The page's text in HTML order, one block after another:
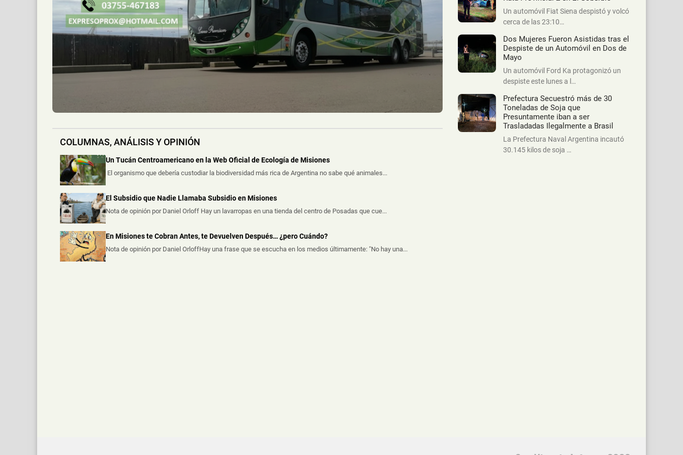
Dos presuntos dealers fueron demorados durante procedimientos realizados por la ...
Chocó a una Moto en Posadas, dejó dos Heridos y Escapó del Lugar
📅 6 ago 2026
Dos personas resultaron heridas luego de que un automóvil embistiera a una motoc...
COLUMNAS, ANÁLISIS Y OPINIÓN
Un Tucán Centroamericano en la Web Oficial de Ecología de Misiones
El organismo que debería custodiar la biodiversidad más rica de Argentina no sabe qué animales...
El Subsidio que Nadie Llamaba Subsidio en Misiones
Nota de opinión por Daniel Orloff Hay un lavarropas en una tienda del centro de Posadas que cue...
En Misiones te Cobran Antes, te Devuelven Después… ¿pero Cuándo?
Nota de opinión por Daniel OrloffHay una frase que se escucha en los medios últimamente: "No hay una...
Un automóvil Fiat Siena despistó y volcó
cerca de las 23:10…
Dos Mujeres Fueron Asistidas tras el
Despiste de un Automóvil en Dos de
Mayo
Un automóvil Ford Ka protagonizó un
despiste este lunes a l…
Prefectura Secuestró más de 30
Toneladas de Soja que
Presuntamente iban a ser
Trasladadas Ilegalmente a Brasil
La Prefectura Naval Argentina incautó
30.145 kilos de soja …